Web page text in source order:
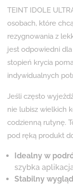
TEINT IDOLE
osobach, które
rezygnowania z
jest odpowiedni dla
stopień krycia
indywidualnych
Jeśli często
nie lubisz wielkich
codzienną rutynę.
pod ręką produkt
Idealny w
szybka
Stabilny wygląd